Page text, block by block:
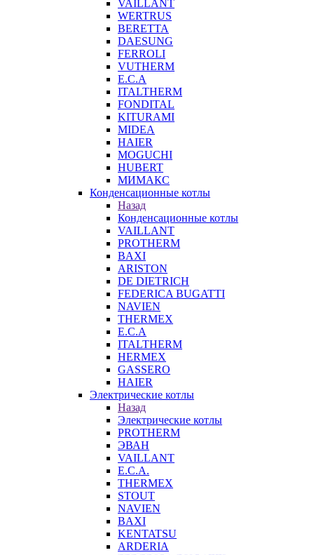
VAILLANT
WERTRUS
BERETTA
DAESUNG
FERROLI
VUTHERM
E.C.A
ITALTHERM
FONDITAL
KITURAMI
MIDEA
HAIER
MOGUCHI
HUBERT
МИМАКС
Конденсационные котлы
Назад
Конденсационные котлы
VAILLANT
PROTHERM
BAXI
ARISTON
DE DIETRICH
FEDERICA BUGATTI
NAVIEN
THERMEX
E.C.A
ITALTHERM
HERMEX
GASSERO
HAIER
Электрические котлы
Назад
Электрические котлы
PROTHERM
ЭВАН
VAILLANT
E.C.A.
THERMEX
STOUT
NAVIEN
BAXI
KENTATSU
ARDERIA